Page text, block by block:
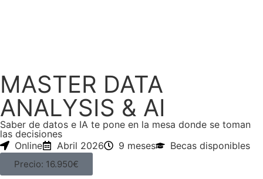
MASTER DATA
ANALYSIS & AI
Saber de datos e IA te pone en la mesa donde se toman
las decisiones
Online
Abril 2026 9 meses Becas disponibles
Precio: 16.950€